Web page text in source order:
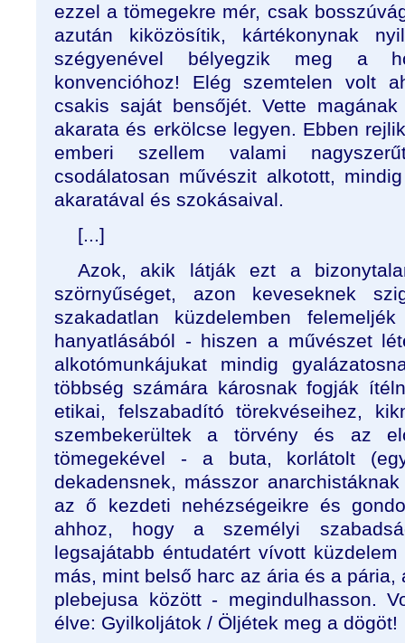
ezzel a tömegekre mér, csak
azután kiközösítik, kártékonynak
szégyenével bélyegzik meg a
konvencióhoz! Elég szemtelen volt
csakis saját bensőjét. Vette
akarata és erkölcse legyen. Ebben
emberi szellem valami
csodálatosan művészit alkotott,
akaratával és szokásaival.
[...]
Azok, akik látják ezt a
szörnyűséget, azon keveseknek
szakadatlan küzdelemben
hanyatlásából - hiszen a művészet
alkotómunkájukat mindig
többség számára károsnak fogják
etikai, felszabadító törekvéseihez,
szembekerültek a törvény és az
tömegekével - a buta, korlátolt
dekadensnek, másszor
az ő kezdeti nehézségeikre és
ahhoz, hogy a személyi
legsajátabb éntudatért vívott
más, mint belső harc az ária és a
plebejusa között - megindulhasson.
élve: Gyilkoljátok / Öljétek meg a dögöt!